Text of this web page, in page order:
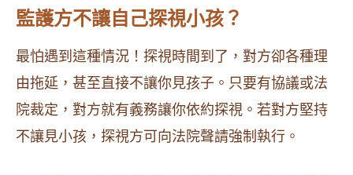
監護方不讓自己探視小孩？
最怕遇到這種情況！探視時間到了，對方卻各種理
由拖延，甚至直接不讓你見孩子。只要有協議或法
院裁定，對方就有義務讓你依約探視。若對方堅持
不讓見小孩，探視方可向法院聲請強制執行。